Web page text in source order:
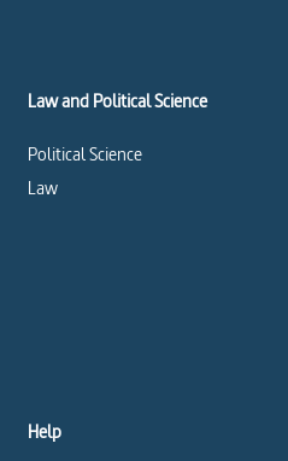
Law and Political Science
Political Science
Law
Help